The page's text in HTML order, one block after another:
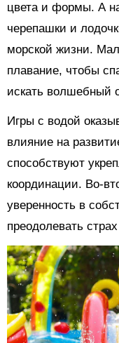
цвета и формы. А
черепашки и
морской жизни.
плавание, чтобы
искать волшебный
Игры с водой
влияние на
способствуют
координации. Во-
уверенность в
преодолевать